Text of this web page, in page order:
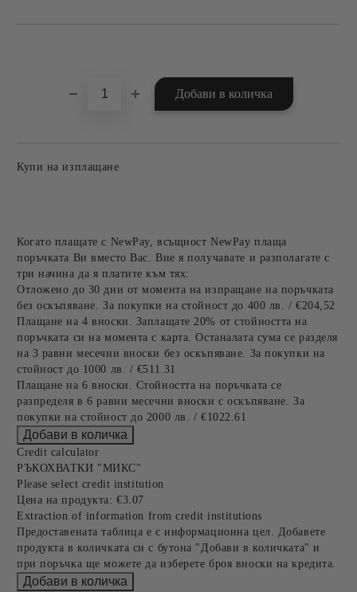
Купи на изплащане
Когато плащате с NewPay, всъщност NewPay плаща
поръчката Ви вместо Вас. Вие я получавате и разполагате с
три начина да я платите към тях:
Отложено до 30 дни от момента на изпращане на поръчката
без оскъпяване. За покупки на стойност до 400 лв. / €204,52
Плащане на 4 вноски. Заплащате 20% от стойността на
поръчката си на момента с карта. Останалата сума се разделя
на 3 равни месечни вноски без оскъпяване. За покупки на
стойност до 1000 лв. / €511.31
Плащане на 6 вноски. Стойността на поръчката се
разпределя в 6 равни месечни вноски с оскъпяване. За
покупки на стойност до 2000 лв. / €1022.61
Credit calculator
РЪКОХВАТКИ "МИКС"
Please select credit institution
Цена на продукта: €3.07
Extraction of information from credit institutions
Предоставената таблица е с информационна цел. Добавете
продукта в количката си с бутона "Добави в количката" и
при поръчка ще можете да изберете броя вноски на кредита.